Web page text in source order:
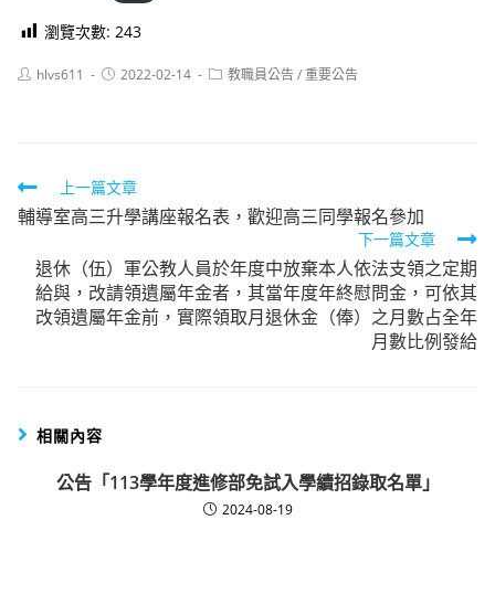
瀏覽次數: 243
Posthlvs611
Post2022-02-14
Post教職員公告/重要公告
Read
more
articles
上一篇文章
輔導室高三升學講座報名表，歡迎高三同學報名參加
下一篇文章
退休（伍）軍公教人員於年度中放棄本人依法支領之定期
給與，改請領遺屬年金者，其當年度年終慰問金，可依其
改領遺屬年金前，實際領取月退休金（俸）之月數占全年
月數比例發給
相關內容
公告「113學年度進修部免試入學續招錄取名單」
2024-08-19